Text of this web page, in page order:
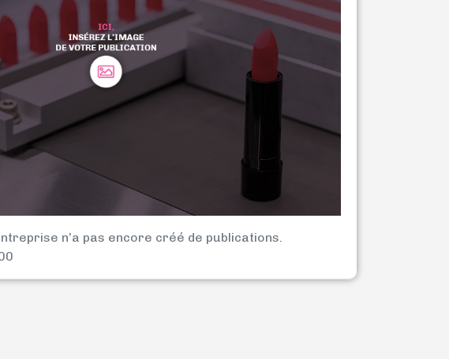
n’a pas encore créé de publications.